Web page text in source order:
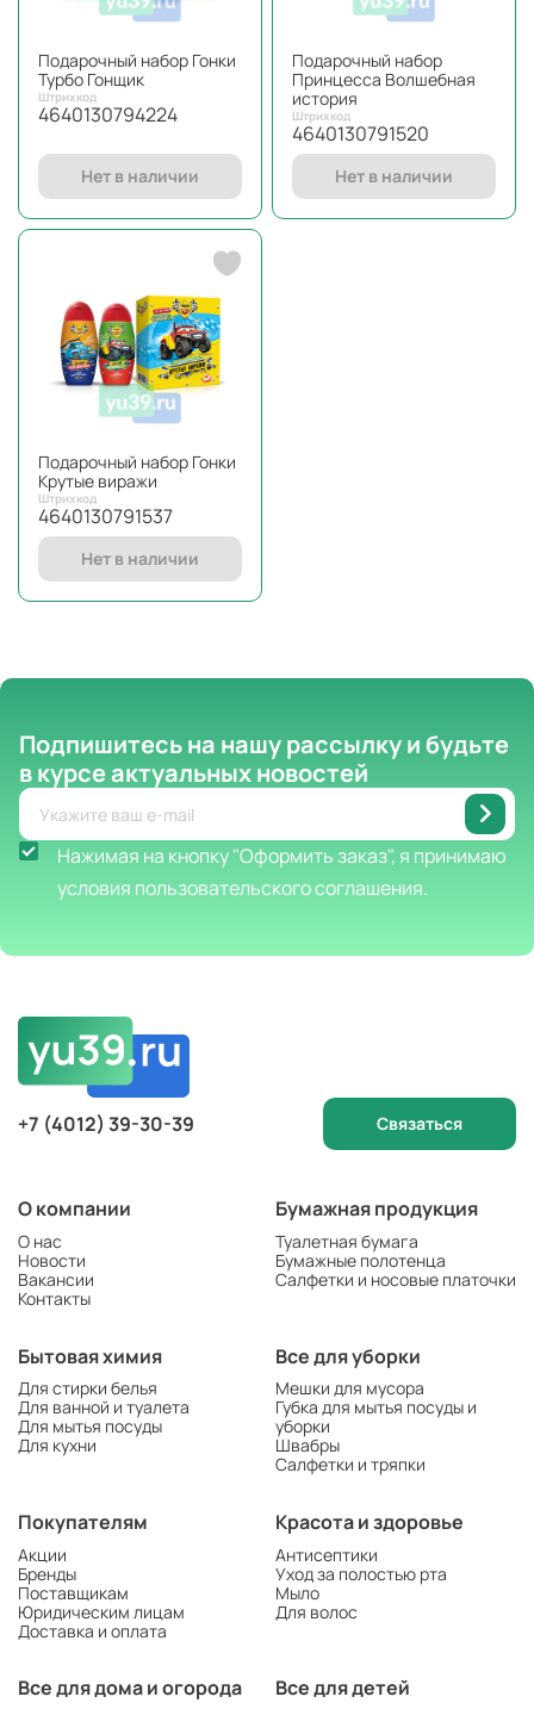
Подарочный набор Гонки
Турбо Гонщик
Штрихкод
4640130794224
Нет в наличии
Подарочный набор
Принцесса Волшебная
история
Штрихкод
4640130791520
Нет в наличии
Подарочный набор Гонки
Крутые виражи
Штрихкод
4640130791537
Нет в наличии
Подпишитесь на нашу рассылкуи будьте
в курсе актуальных новостей
Нажимая на кнопку "Оформить заказ", я принимаю
условия пользовательского соглашения.
+7 (4012) 39-30-39 Связаться
О компании
О нас
Новости
Вакансии
Контакты
Бумажная продукция
Туалетная бумага
Бумажные полотенца
Салфетки и носовые платочки
Бытовая химия
Для стирки белья
Для ванной и туалета
Для мытья посуды
Для кухни
Все для уборки
Мешки для мусора
Губка для мытья посуды и
уборки
Швабры
Салфетки и тряпки
Покупателям
Акции
Бренды
Поставщикам
Юридическим лицам
Доставка и оплата
Красота и здоровье
Антисептики
Уход за полостью рта
Мыло
Для волос
Все для дома и огорода Все для детей